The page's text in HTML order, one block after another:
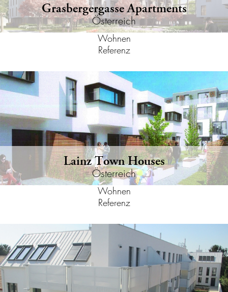
Grasbergergasse Apartments
Österreich
Wohnen
Referenz
Lainz Town Houses
Österreich
Wohnen
Referenz